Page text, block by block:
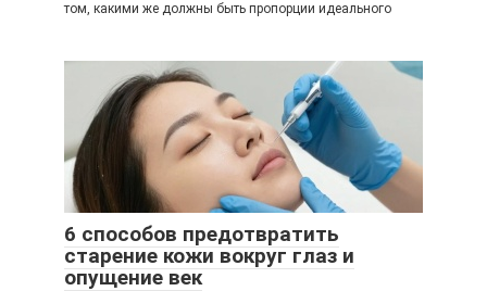
том, какими же должны быть пропорции идеального
6 способов предотвратить
старение кожи вокруг глаз и
опущение век